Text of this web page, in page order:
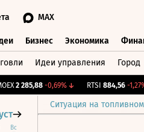
MAX
Бизнес Экономика
Идеи управления Город
2 285,88 -0,69%↓ RTSI 884,56 -1,27%
Ситуация на
Вс